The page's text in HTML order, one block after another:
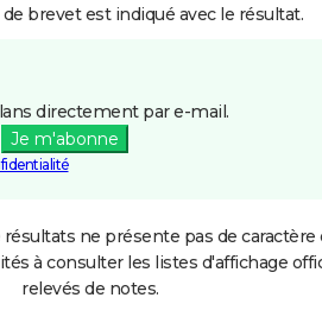
brevet est indiqué avec le résultat.
directement par e-mail.
Je m'abonne
ne présente pas de
à consulter les listes d'affichage
relevés de notes.